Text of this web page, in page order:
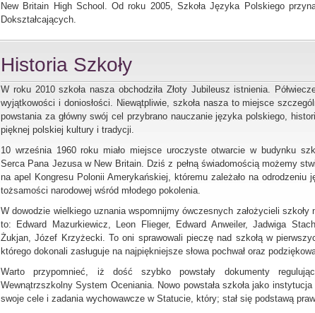
New Britain High School. Od roku 2005, Szkoła Języka Polskiego
Dokształcających.
Historia Szkoły
W roku 2010 szkoła nasza obchodziła Złoty Jubileusz istnienia.
wyjątkowości i doniosłości. Niewątpliwie, szkoła nasza to miejsce
powstania za główny swój cel przybrano nauczanie języka polskiego,
pięknej polskiej kultury i tradycji.
10 września 1960 roku miało miejsce uroczyste otwarcie w budynku
Serca Pana Jezusa w New Britain. Dziś z pełną świadomością możemy
na apel Kongresu Polonii Amerykańskiej, któremu zależało na odrodzeniu
tożsamości narodowej wśród młodego pokolenia.
W dowodzie wielkiego uznania wspomnijmy ówczesnych założycieli
to: Edward Mazurkiewicz, Leon Flieger, Edward Anweiler, Jadwiga
Żukjan, Józef Krzyżecki. To oni sprawowali pieczę nad szkołą w
którego dokonali zasługuje na najpiękniejsze słowa pochwał oraz
Warto przypomnieć, iż dość szybko powstały dokumenty
Wewnątrzszkolny System Oceniania. Nowo powstała szkoła jako instytucja
swoje cele i zadania wychowawcze w Statucie, ktόry; stał się podstawą